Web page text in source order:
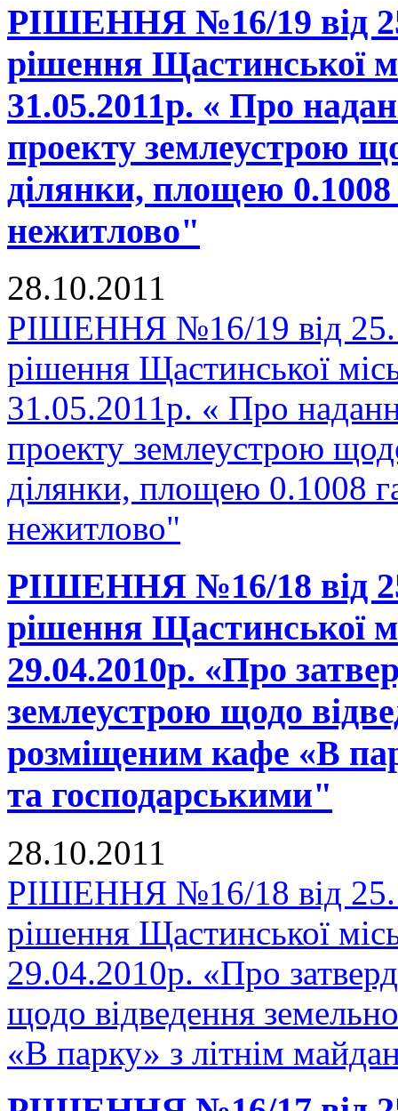
РІШЕННЯ №16/19 від
рішення Щастинської
31.05.2011р. « Про
проекту землеустрою
ділянки, площею
нежитлово"
28.10.2011
РІШЕННЯ №16/19 від
рішення Щастинської
31.05.2011р. « Про
проекту землеустрою
ділянки, площею 0.1008
нежитлово"
РІШЕННЯ №16/18 від
рішення Щастинської
29.04.2010р. «Про
землеустрою щодо
розміщеним кафе «В
та господарськими"
28.10.2011
РІШЕННЯ №16/18 від
рішення Щастинської
29.04.2010р. «Про
щодо відведення
«В парку» з літнім